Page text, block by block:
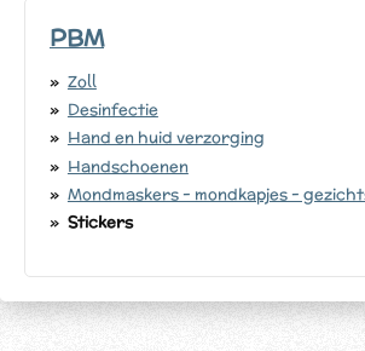
PBM
Zoll
Desinfectie
Hand en huid verzorging
Handschoenen
Mondmaskers - mondkapjes -
Stickers